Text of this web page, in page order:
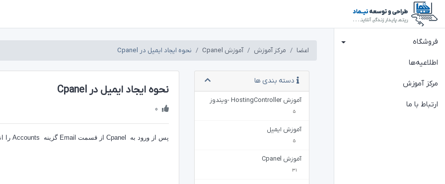
فروشگاه
اطلاعیه‌ها
مرکز آموزش
ارتباط با ما
اعضا مرکز آموزش آموزش Cpanel نحوه ایجاد ایمیل در Cpanel
دسته بندی ها
آموزش HostingController -ویندوز
5
آموزش ایمیل
5
آموزش Cpanel
31
نحوه ایجاد ایمیل در Cpanel
0
پس از ورود به Cpanel از قسمت Email گزینه Accounts را انتخاب کنید.